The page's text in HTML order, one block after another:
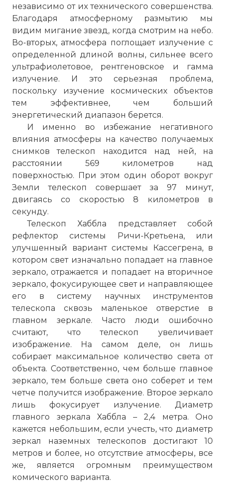
независимо от их технического совершенства.
Благодаря атмосферному размытию мы
видим мигание звезд, когда смотрим на небо.
Во-вторых, атмосфера поглощает излучение с
определенной длиной волны, сильнее всего
ультрафиолетовое, рентгеновское и гамма
излучение. И это серьезная проблема,
поскольку изучение космических объектов
тем эффективнее, чем больший
энергетический диапазон берется.
И именно во избежание негативного
влияния атмосферы на качество получаемых
снимков телескоп находится над ней, на
расстоянии 569 километров над
поверхностью. При этом один оборот вокруг
Земли телескоп совершает за 97 минут,
двигаясь со скоростью 8 километров в
секунду.
Телескоп Хаббла представляет собой
рефлектор системы Ричи-Кретьена, или
улучшенный вариант системы Кассегрена, в
котором свет изначально попадает на главное
зеркало, отражается и попадает на вторичное
зеркало, фокусирующее свет и направляющее
его в систему научных инструментов
телескопа сквозь маленькое отверстие в
главном зеркале. Часто люди ошибочно
считают, что телескоп увеличивает
изображение. На самом деле, он лишь
собирает максимальное количество света от
объекта. Соответственно, чем больше главное
зеркало, тем больше света оно соберет и тем
четче получится изображение. Второе зеркало
лишь фокусирует излучение. Диаметр
главного зеркала Хаббла – 2,4 метра. Оно
кажется небольшим, если учесть, что диаметр
зеркал наземных телескопов достигают 10
метров и более, но отсутствие атмосферы, все
же, является огромным преимуществом
комического варианта.